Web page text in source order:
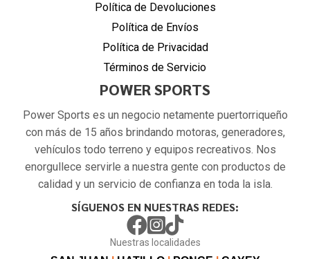
Política de Devoluciones
Política de Envíos
Política de Privacidad
Términos de Servicio
POWER SPORTS
Power Sports es un negocio netamente puertorriqueño
con más de 15 años brindando motoras, generadores,
vehículos todo terreno y equipos recreativos. Nos
enorgullece servirle a nuestra gente con productos de
calidad y un servicio de confianza en toda la isla.
SÍGUENOS EN NUESTRAS REDES:
Nuestras localidades